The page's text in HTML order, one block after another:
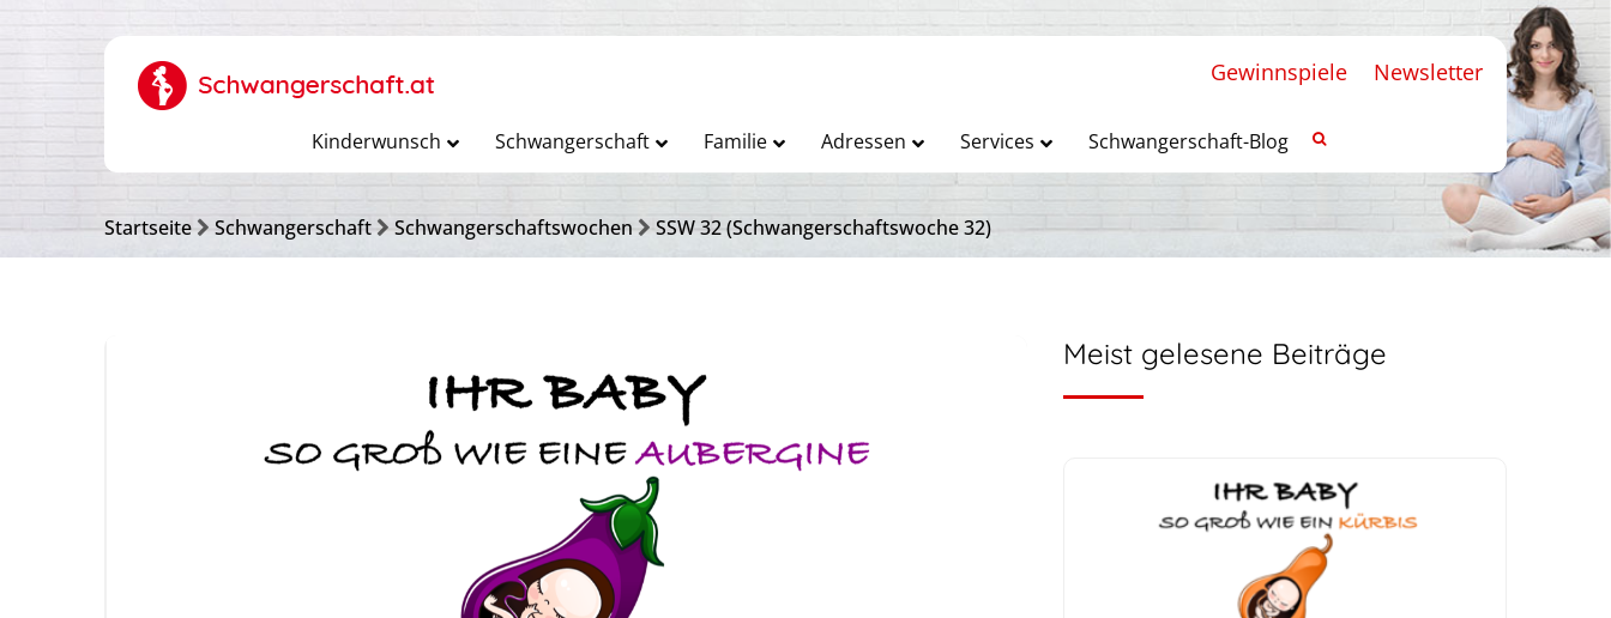
Gewinnspiele Newsletter
Kinderwunsch Schwangerschaft Familie Adressen Services Schwangerschaft-Blog
Startseite Schwangerschaft Schwangerschaftswochen SSW 32 (Schwangerschaftswoche 32)
Meist gelesene Beiträge